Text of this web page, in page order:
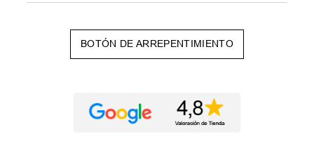
BOTÓN DE ARREPENTIMIENTO